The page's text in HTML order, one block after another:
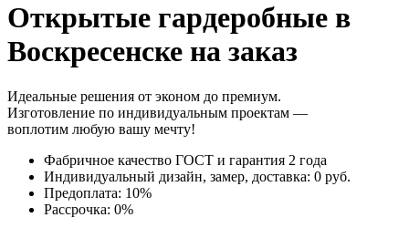
Открытые гардеробные в
Воскресенске на заказ
Идеальные решения от эконом до премиум.
Изготовление по индивидуальным проектам —
воплотим любую вашу мечту!
Фабричное качество ГОСТ и гарантия 2 года
Индивидуальный дизайн, замер, доставка: 0 руб.
Предоплата: 10%
Рассрочка: 0%